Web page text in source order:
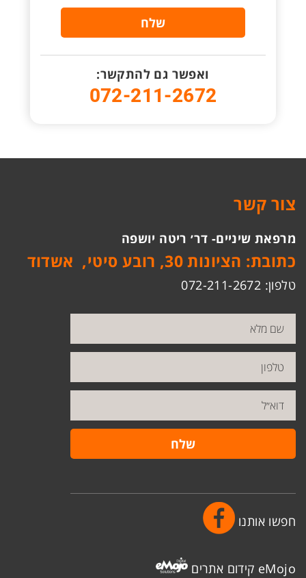
ואפשר גם להתקשר:
072-211-2672
צור קשר
מרפאת שיניים- דר׳ ריטה יושפה
כתובת: הציונות 30, רובע סיטי, אשדוד
טלפון: 072-211-2672
חפשו אותנו
eMojo קידום אתרים